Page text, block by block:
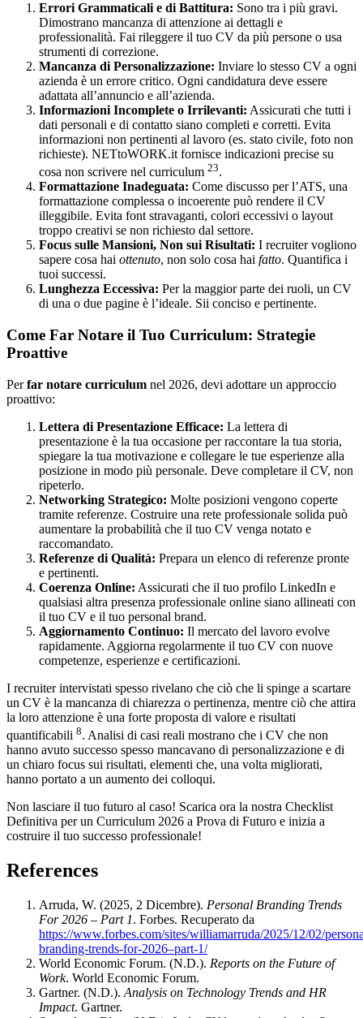
Errori Grammaticali e di Battitura: Sono tra i più gravi.
Dimostrano mancanza di attenzione ai dettagli e
professionalità. Fai rileggere il tuo CV da più persone o usa
strumenti di correzione.
Mancanza di Personalizzazione: Inviare lo stesso CV a ogni
azienda è un errore critico. Ogni candidatura deve essere
adattata all’annuncio e all’azienda.
Informazioni Incomplete o Irrilevanti: Assicurati che tutti i
dati personali e di contatto siano completi e corretti. Evita
informazioni non pertinenti al lavoro (es. stato civile, foto non
richieste). NETtoWORK.it fornisce indicazioni precise su
cosa non scrivere nel curriculum 23.
Formattazione Inadeguata: Come discusso per l’ATS, una
formattazione complessa o incoerente può rendere il CV
illeggibile. Evita font stravaganti, colori eccessivi o layout
troppo creativi se non richiesto dal settore.
Focus sulle Mansioni, Non sui Risultati: I recruiter vogliono
sapere cosa hai ottenuto, non solo cosa hai fatto. Quantifica i
tuoi successi.
Lunghezza Eccessiva: Per la maggior parte dei ruoli, un CV
di una o due pagine è l’ideale. Sii conciso e pertinente.
Come Far Notare il Tuo Curriculum: Strategie
Proattive
Perfar notare curriculum nel 2026, devi adottare un approccio
proattivo:
Lettera di Presentazione Efficace: La lettera di
presentazione è la tua occasione per raccontare la tua storia,
spiegare la tua motivazione e collegare le tue esperienze alla
posizione in modo più personale. Deve completare il CV, non
ripeterlo.
Networking Strategico: Molte posizioni vengono coperte
tramite referenze. Costruire una rete professionale solida può
aumentare la probabilità che il tuo CV venga notato e
raccomandato.
Referenze di Qualità: Prepara un elenco di referenze pronte
e pertinenti.
Coerenza Online: Assicurati che il tuo profilo LinkedIn e
qualsiasi altra presenza professionale online siano allineati con
il tuo CV e il tuo personal brand.
Aggiornamento Continuo: Il mercato del lavoro evolve
rapidamente. Aggiorna regolarmente il tuo CV con nuove
competenze, esperienze e certificazioni.
I recruiter intervistati spesso rivelano che ciò che li spinge a scartare
un CV è la mancanza di chiarezza o pertinenza, mentre ciò che attira
la loro attenzione è una forte proposta di valore e risultati
quantificabili 8. Analisi di casi reali mostrano che i CV che non
hanno avuto successo spesso mancavano di personalizzazione e di
un chiaro focus sui risultati, elementi che, una volta migliorati,
hanno portato a un aumento dei colloqui.
Non lasciare il tuo futuro al caso! Scarica ora la nostra Checklist
Definitiva per un Curriculum 2026 a Prova di Futuro e inizia a
costruire il tuo successo professionale!
References
Arruda, W. (2025, 2 Dicembre). Personal Branding Trends
For 2026 – Part 1. Forbes. Recuperato da
https://www.forbes.com/sites/williamarruda/2025/12/02/
branding-trends-for-2026–part-1/
World Economic Forum. (N.D.). Reports on the Future of
Work. World Economic Forum.
Gartner. (N.D.). Analysis on Technology Trends and HR
Impact. Gartner.